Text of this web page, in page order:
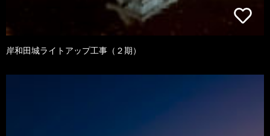
岸和田城ライトアップ工事（２期）